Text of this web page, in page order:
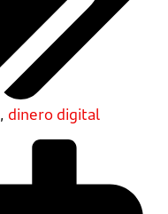
, dinero digital